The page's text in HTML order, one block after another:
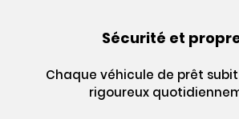
Sécurité et
Chaque véhicule de prêt
rigoureux